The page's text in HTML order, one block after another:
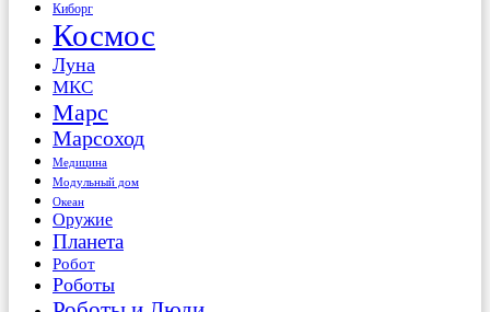
Киборг
Космос
Луна
МКС
Марс
Марсоход
Медицина
Модульный дом
Океан
Оружие
Планета
Робот
Роботы